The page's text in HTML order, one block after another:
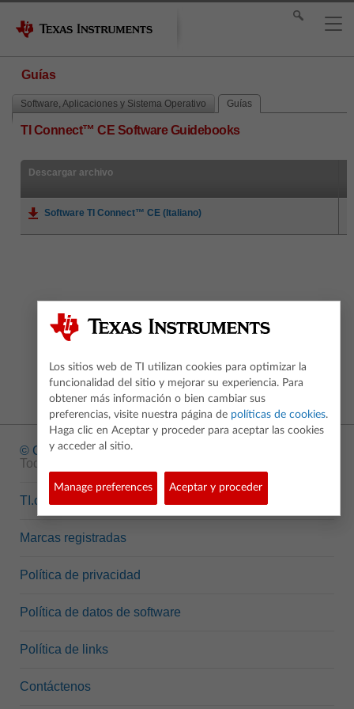
Guías
Software, Aplicaciones y Sistema Operativo Guías
TI Connect™ CE Software Guidebooks
Descargar archivo
Software TI Connect™ CE (Italiano)
© Copyright1995-2026 Texas Instruments Incorporated.
Todos los derechos reservados.
TI.com
Marcas registradas
Política de privacidad
Política de datos de software
Política de links
Contáctenos
Los sitios web de TI utilizan cookies para optimizar la
funcionalidad del sitio y mejorar su experiencia. Para
obtener más información o bien cambiar sus
preferencias, visite nuestra página de políticas de cookies.
Haga clic en Aceptar y proceder para aceptar las cookies
y acceder al sitio.
Manage preferences Aceptar y proceder